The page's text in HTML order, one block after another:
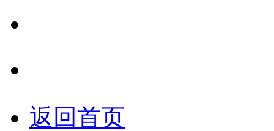
返回首页